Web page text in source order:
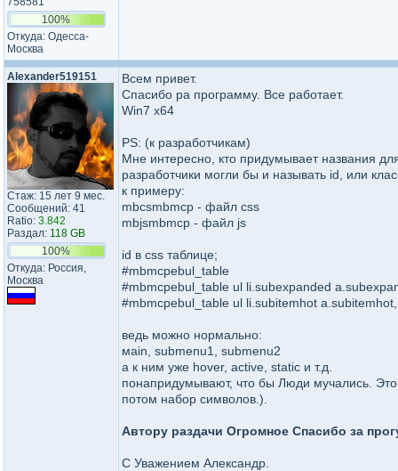
100%
Откуда: Одесса-
Москва
Alexander519151
Стаж: 15 лет 9 мес.
Сообщений: 41
Ratio: 3.842
Раздал: 118 GB
100%
Откуда: Россия,
Москва
Всем привет.
Спасибо ра программу. Все работает.
Win7 x64
PS: (к разработчикам)
Мне интересно, кто придумывает названия
разработчики могли бы и называть id, или
к примеру:
mbcsmbmcp - файл css
mbjsmbmcp - файл js
id в css таблице;
#mbmcpebul_table
#mbmcpebul_table ul li.subexpanded
#mbmcpebul_table ul li.subitemhot
ведь можно нормально:
мain, submenu1, submenu2
а к ним уже hover, active, static и т.д.
понапридумывают, что бы Люди мучались.
потом набор символов.).
Автору раздачи Огромное Спасибо за
С Уважением Александр.